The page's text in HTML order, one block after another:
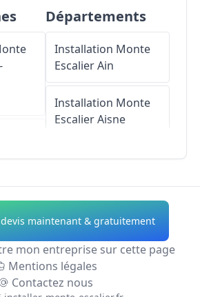
Départements
Installation Monte
EscalierAin
Installation Monte
EscalierAisne
Installation Monte
EscalierAlpes-de-
Haute-Provence
Installation Monte
devis maintenant & gratuitement
mon entreprise sur cette page
Mentions légales
Contactez nous